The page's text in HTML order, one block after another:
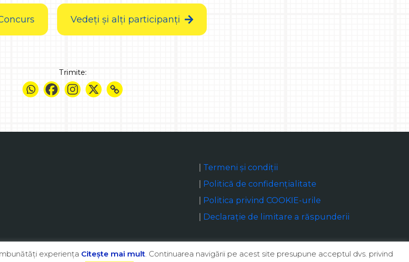
Vedeți și alți participanți
Trimite:
Termeni și condiții
Politică de confidențialitate
Politica privind COOKIE-urile
Declaraţie de limitare a răspunderii
experienţa Citeşte mai mult. Continuarea navigării pe acest site presupune acceptul dvs. privind